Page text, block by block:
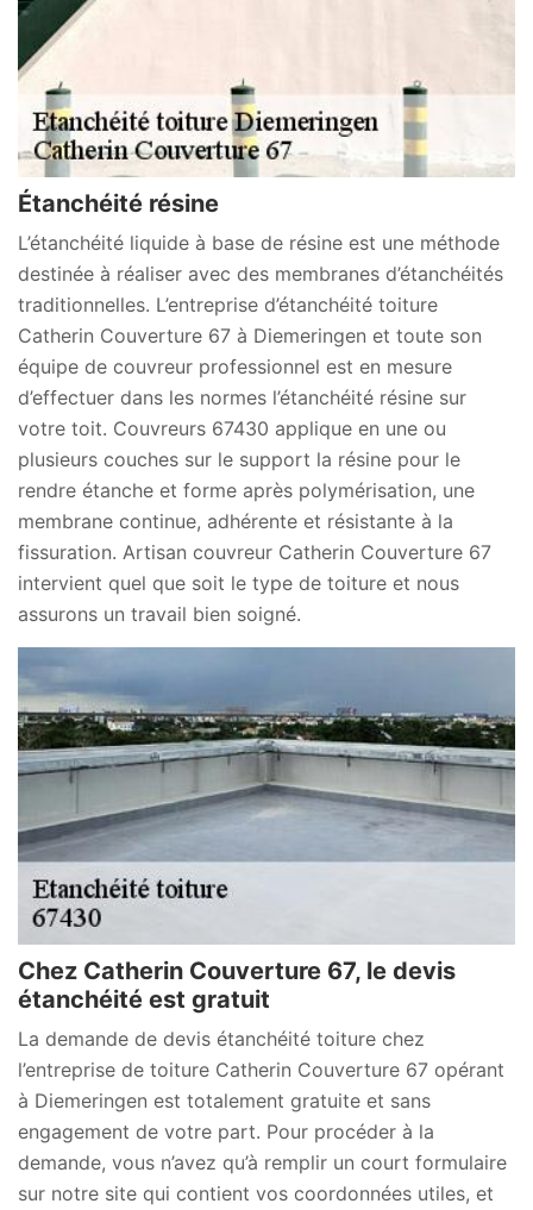
Étanchéité résine
L’étanchéité liquide à base de résine est une méthode
destinée à réaliser avec des membranes d’étanchéités
traditionnelles. L’entreprise d’étanchéité toiture
Catherin Couverture 67 à Diemeringen et toute son
équipe de couvreur professionnel est en mesure
d’effectuer dans les normes l’étanchéité résine sur
votre toit. Couvreurs 67430 applique en une ou
plusieurs couches sur le support la résine pour le
rendre étanche et forme après polymérisation, une
membrane continue, adhérente et résistante à la
fissuration. Artisan couvreur Catherin Couverture 67
intervient quel que soit le type de toiture et nous
assurons un travail bien soigné.
Chez Catherin Couverture 67, le devis
étanchéité est gratuit
La demande de devis étanchéité toiture chez
l’entreprise de toiture Catherin Couverture 67 opérant
à Diemeringen est totalement gratuite et sans
engagement de votre part. Pour procéder à la
demande, vous n’avez qu’à remplir un court formulaire
sur notre site qui contient vos coordonnées utiles, et